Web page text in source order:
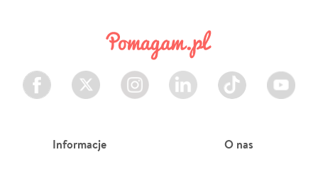
Facebook Twitter Instagram LinkedIn TikTok Youtube
Informacje O nas